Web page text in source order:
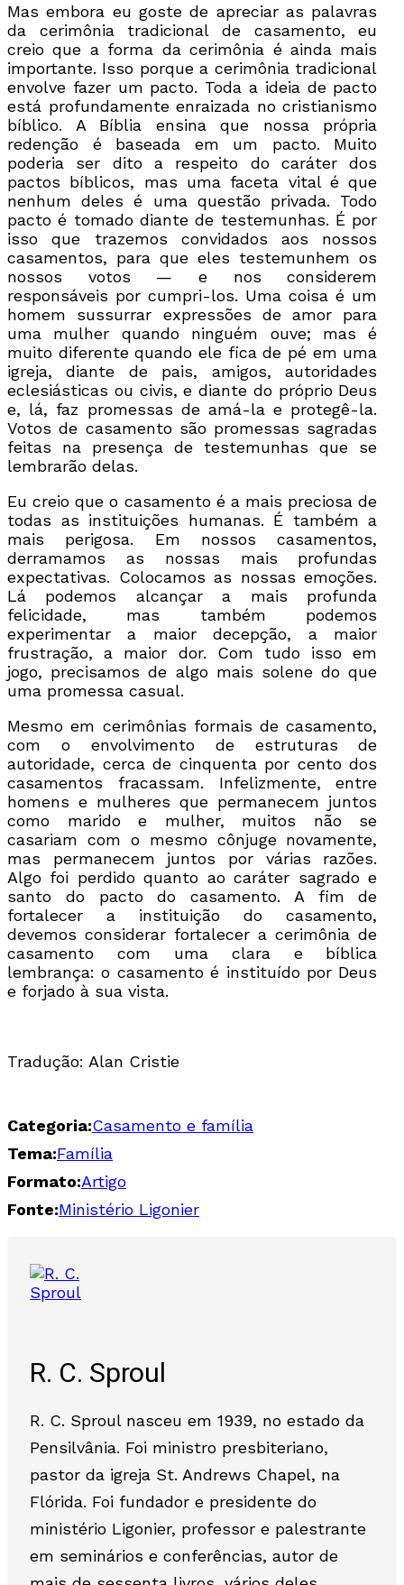
Mas embora eu goste de apreciar as palavras
da cerimônia tradicional de casamento, eu
creio que a forma da cerimônia é ainda mais
importante. Isso porque a cerimônia tradicional
envolve fazer um pacto. Toda a ideia de pacto
está profundamente enraizada no cristianismo
bíblico. A Bíblia ensina que nossa própria
redenção é baseada em um pacto. Muito
poderia ser dito a respeito do caráter dos
pactos bíblicos, mas uma faceta vital é que
nenhum deles é uma questão privada. Todo
pacto é tomado diante de testemunhas. É por
isso que trazemos convidados aos nossos
casamentos, para que eles testemunhem os
nossos votos — e nos considerem
responsáveis por cumpri-los. Uma coisa é um
homem sussurrar expressões de amor para
uma mulher quando ninguém ouve; mas é
muito diferente quando ele fica de pé em uma
igreja, diante de pais, amigos, autoridades
eclesiásticas ou civis, e diante do próprio Deus
e, lá, faz promessas de amá-la e protegê-la.
Votos de casamento são promessas sagradas
feitas na presença de testemunhas que se
lembrarão delas.
Eu creio que o casamento é a mais preciosa de
todas as instituições humanas. É também a
mais perigosa. Em nossos casamentos,
derramamos as nossas mais profundas
expectativas. Colocamos as nossas emoções.
Lá podemos alcançar a mais profunda
felicidade, mas também podemos
experimentar a maior decepção, a maior
frustração, a maior dor. Com tudo isso em
jogo, precisamos de algo mais solene do que
uma promessa casual.
Mesmo em cerimônias formais de casamento,
com o envolvimento de estruturas de
autoridade, cerca de cinquenta por cento dos
casamentos fracassam. Infelizmente, entre
homens e mulheres que permanecem juntos
como marido e mulher, muitos não se
casariam com o mesmo cônjuge novamente,
mas permanecem juntos por várias razões.
Algo foi perdido quanto ao caráter sagrado e
santo do pacto do casamento. A fim de
fortalecer a instituição do casamento,
devemos considerar fortalecer a cerimônia de
casamento com uma clara e bíblica
lembrança: o casamento é instituído por Deus
e forjado à sua vista.
Tradução: Alan Cristie
Categoria:Casamento e família
Tema:Família
Formato:Artigo
Fonte:Ministério Ligonier
R. C. Sproul
R. C. Sproul nasceu em 1939, no estado da
Pensilvânia. Foi ministro presbiteriano,
pastor da igreja St. Andrews Chapel, na
Flórida. Foi fundador e presidente do
ministério Ligonier, professor e palestrante
em seminários e conferências, autor de